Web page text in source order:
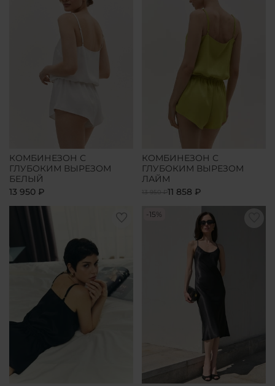
КОМБИНЕЗОН С
ГЛУБОКИМ ВЫРЕЗОМ
БЕЛЫЙ
13 950 ₽
КОМБИНЕЗОН С
ГЛУБОКИМ ВЫРЕЗОМ
ЛАЙМ
13 950 ₽11 858 ₽
-15%